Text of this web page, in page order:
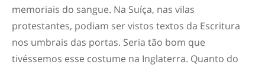
memoriais do sangue. Na Suíça, nas vilas
protestantes, podiam ser vistos textos da Escritura
nos umbrais das portas. Seria tão bom que
tivéssemos esse costume na Inglaterra. Quanto do